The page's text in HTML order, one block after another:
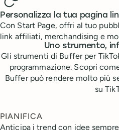
Personalizza la tua pagina
Con Start Page, offri al tuo
link affiliati, merchandising e
Uno strumento,
Gli strumenti di Buffer per
programmazione. Scopri
Buffer può rendere molto più
su
PIANIFICA
Anticipa i trend con idee